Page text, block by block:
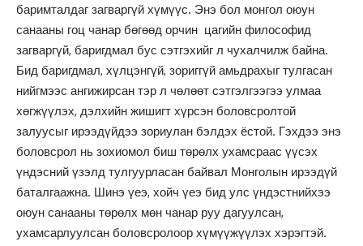
баримталдаг загваргүй хүмүүс. Энэ бол монгол оюун
санааны гоц чанар бөгөөд орчин цагийн философид
загваргүй, баригдмал бус сэтгэхийг л чухалчилж байна.
Бид баригдмал, хүлцэнгүй, зориггүй амьдрахыг тулгасан
нийгмээс ангижирсан тэр л чөлөөт сэтгэлгээгээ улмаа
хөгжүүлэх, дэлхийн жишигт хүрсэн боловсролтой
залуусыг ирээдүйдээ зориулан бэлдэх ёстой. Гэхдээ энэ
боловсрол нь зохиомол биш төрөлх ухамсраас үүсэх
үндэсний үзэлд тулгуурласан байвал Монголын ирээдүй
баталгаажна. Шинэ үеэ, хойч үеэ бид улс үндэстнийхээ
оюун санааны төрөлх мөн чанар руу дагуулсан,
ухамсарлуулсан боловсролоор хүмүүжүүлэх хэрэгтэй.